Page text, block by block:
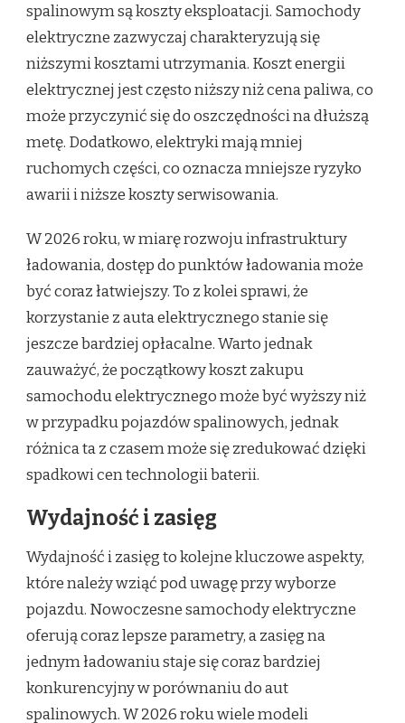
spalinowym są koszty eksploatacji. Samochody
elektryczne zazwyczaj charakteryzują się
niższymi kosztami utrzymania. Koszt energii
elektrycznej jest często niższy niż cena paliwa, co
może przyczynić się do oszczędności na dłuższą
metę. Dodatkowo, elektryki mają mniej
ruchomych części, co oznacza mniejsze ryzyko
awarii i niższe koszty serwisowania.
W 2026 roku, w miarę rozwoju infrastruktury
ładowania, dostęp do punktów ładowania może
być coraz łatwiejszy. To z kolei sprawi, że
korzystanie z auta elektrycznego stanie się
jeszcze bardziej opłacalne. Warto jednak
zauważyć, że początkowy koszt zakupu
samochodu elektrycznego może być wyższy niż
w przypadku pojazdów spalinowych, jednak
różnica ta z czasem może się zredukować dzięki
spadkowi cen technologii baterii.
Wydajność i zasięg
Wydajność i zasięg to kolejne kluczowe aspekty,
które należy wziąć pod uwagę przy wyborze
pojazdu. Nowoczesne samochody elektryczne
oferują coraz lepsze parametry, a zasięg na
jednym ładowaniu staje się coraz bardziej
konkurencyjny w porównaniu do aut
spalinowych. W 2026 roku wiele modeli